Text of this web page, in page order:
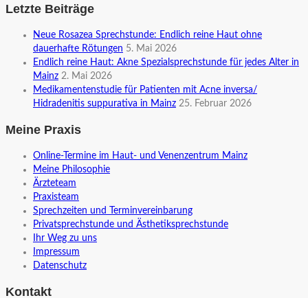
Letzte Beiträge
Neue Rosazea Sprechstunde: Endlich reine Haut ohne
dauerhafte Rötungen 5. Mai 2026
Endlich reine Haut: Akne Spezialsprechstunde für jedes Alter in
Mainz 2. Mai 2026
Medikamentenstudie für Patienten mit Acne inversa/
Hidradenitis suppurativa in Mainz 25. Februar 2026
Meine Praxis
Online-Termine im Haut- und Venenzentrum Mainz
Meine Philosophie
Ärzteteam
Praxisteam
Sprechzeiten und Terminvereinbarung
Privatsprechstunde und Ästhetiksprechstunde
Ihr Weg zu uns
Impressum
Datenschutz
Kontakt